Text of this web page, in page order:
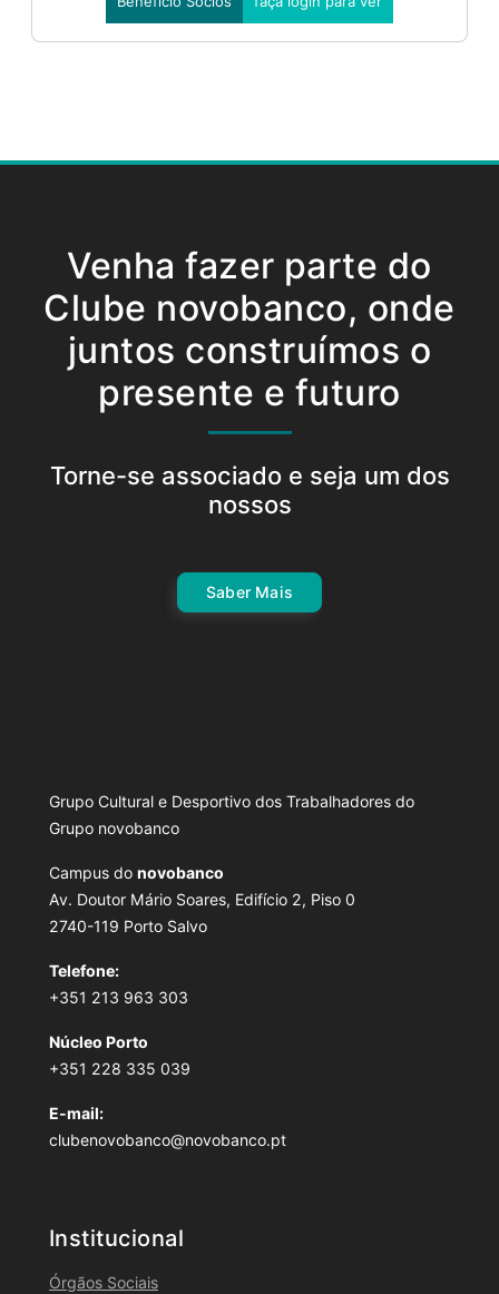
Venha fazer parte do
Clube novobanco, onde
juntos construímos o
presente e futuro
Torne-se associado e seja um dos
nossos
Saber Mais
Grupo Cultural e Desportivo dos Trabalhadores do
Grupo novobanco
Campus do novobanco
Av. Doutor Mário Soares, Edifício 2, Piso 0
2740-119 Porto Salvo
Telefone:
+351 213 963 303
Núcleo Porto
+351 228 335 039
E-mail:
clubenovobanco@novobanco.pt
Institucional
Órgãos Sociais